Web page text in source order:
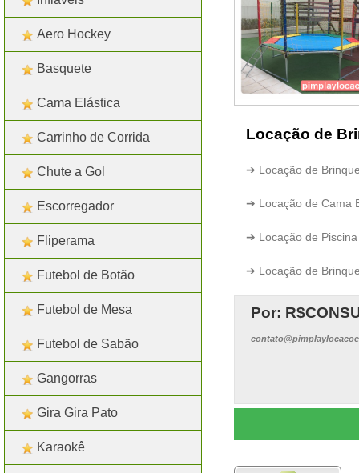
Locação de
➔ Locação de
➔ Locação de Cama
➔ Locação de
➔ Locação de
Por: R$
Aero Hockey
Basquete
Cama Elástica
Carrinho de Corrida
Chute a Gol
Escorregador
Fliperama
Futebol de Botão
Futebol de Mesa
Futebol de Sabão
Gangorras
Gira Gira Pato
Karaokê